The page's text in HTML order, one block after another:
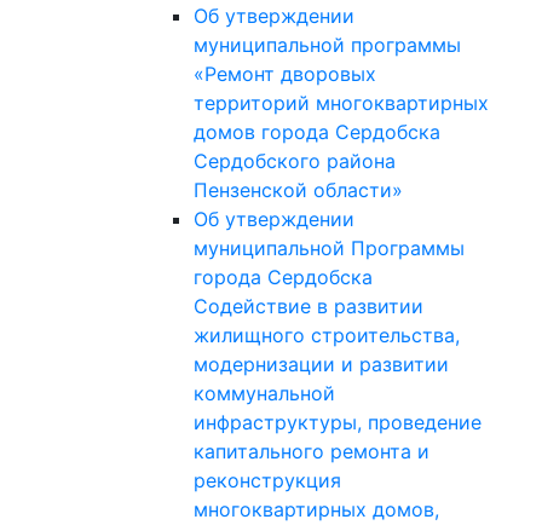
Об утверждении
муниципальной программы
«Ремонт дворовых
территорий многоквартирных
домов города Сердобска
Сердобского района
Пензенской области»
Об утверждении
муниципальной Программы
города Сердобска
Содействие в развитии
жилищного строительства,
модернизации и развитии
коммунальной
инфраструктуры, проведение
капитального ремонта и
реконструкция
многоквартирных домов,